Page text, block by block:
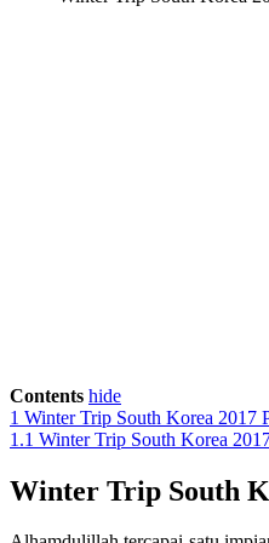
Contents hide
1 Winter Trip South Korea 2017
1.1 Winter Trip South Korea
Winter Trip South